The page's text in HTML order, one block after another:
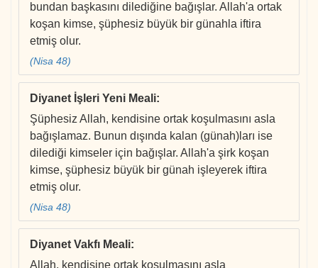
bundan başkasını dilediğine bağışlar. Allah'a ortak
koşan kimse, şüphesiz büyük bir günahla iftira
etmiş olur.
(Nisa 48)
Diyanet İşleri Yeni Meali:
Şüphesiz Allah, kendisine ortak koşulmasını asla
bağışlamaz. Bunun dışında kalan (günah)ları ise
dilediği kimseler için bağışlar. Allah'a şirk koşan
kimse, şüphesiz büyük bir günah işleyerek iftira
etmiş olur.
(Nisa 48)
Diyanet Vakfı Meali:
Allah, kendisine ortak koşulmasını asla